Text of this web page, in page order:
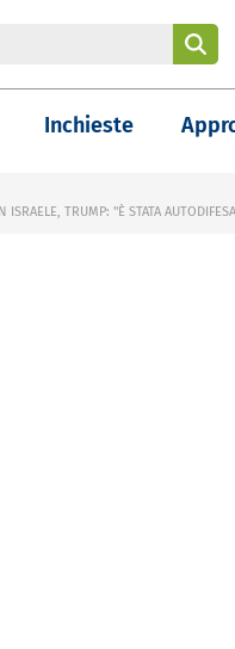
Inchieste
ISRAELE, TRUMP: "È STATA